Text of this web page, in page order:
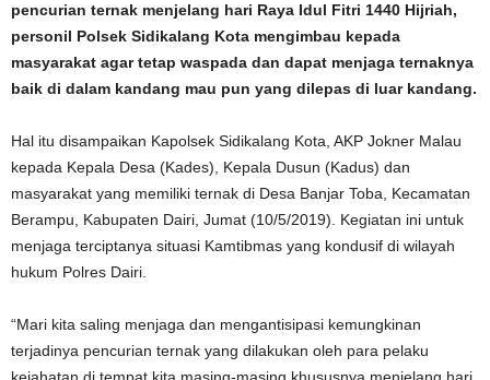
pencurian ternak menjelang hari Raya Idul Fitri 1440 Hijriah,
personil Polsek Sidikalang Kota mengimbau kepada
masyarakat agar tetap waspada dan dapat menjaga ternaknya
baik di dalam kandang mau pun yang dilepas di luar kandang.
Hal itu disampaikan Kapolsek Sidikalang Kota, AKP Jokner Malau
kepada Kepala Desa (Kades), Kepala Dusun (Kadus) dan
masyarakat yang memiliki ternak di Desa Banjar Toba, Kecamatan
Berampu, Kabupaten Dairi, Jumat (10/5/2019). Kegiatan ini untuk
menjaga terciptanya situasi Kamtibmas yang kondusif di wilayah
hukum Polres Dairi.
“Mari kita saling menjaga dan mengantisipasi kemungkinan
terjadinya pencurian ternak yang dilakukan oleh para pelaku